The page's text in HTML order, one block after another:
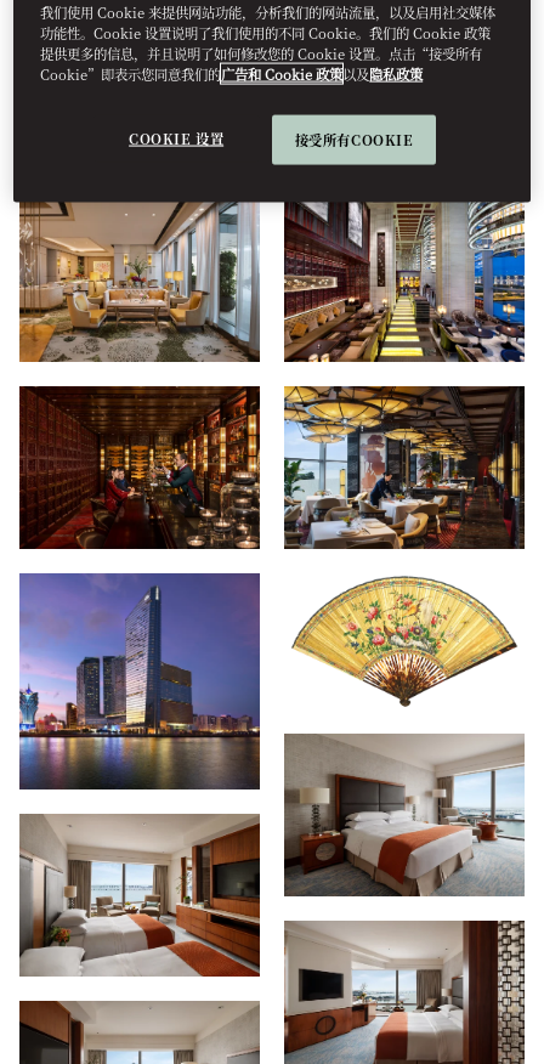
所有 餐饮美食 酒店 住宿 健康
我们使用 Cookie 来提供网站功能，分析我们的网站流量，以及启用社交媒体
功能性。Cookie 设置说明了我们使用的不同 Cookie。我们的 Cookie 政策
提供更多的信息，并且说明了如何修改您的 Cookie 设置。点击“接受所有
Cookie”即表示您同意我们的广告和 Cookie 政策以及隐私政策
COOKIE 设置 接受所有COOKIE